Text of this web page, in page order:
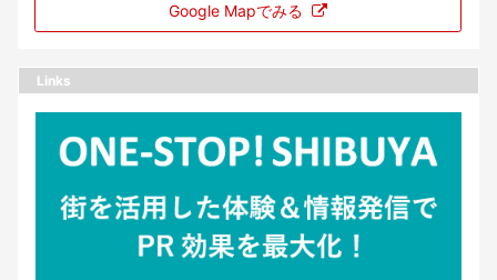
Google Mapでみる
Links